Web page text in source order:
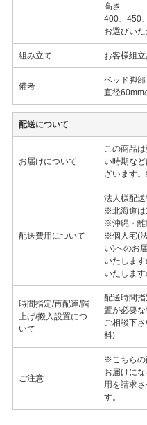
高さ
400、450
お選びいた
組み立て お客様組立
備考
ベッド脚
直径60mm
配送について
お届けについて
この商品
い時期な
ざいます
配送費用について
法人様配
※北海道は
※沖縄・離
※個人宅(
い)へのお
いたしま
いたします
時間指定/再配達/階
上げ/搬入設置につ
いて
配送時間
置が必要
ご相談下
料)
ご注意
※こちらの
お届けに
用を請求
す。